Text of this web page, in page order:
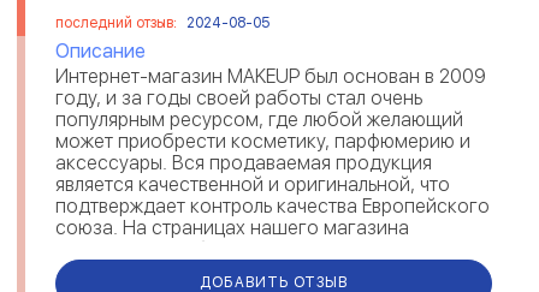
последний отзыв: 2024-08-05
Описание
Интернет-магазин MAKEUP был основан в 2009
году, и за годы своей работы стал очень
популярным ресурсом, где любой желающий
может приобрести косметику, парфюмерию и
аксессуары. Вся продаваемая продукция
является качественной и оригинальной, что
подтверждает контроль качества Европейского
союза. На страницах нашего магазина
насчитывается более 149 000 товаров и
ассортим...
ДОБАВИТЬ ОТЗЫВ